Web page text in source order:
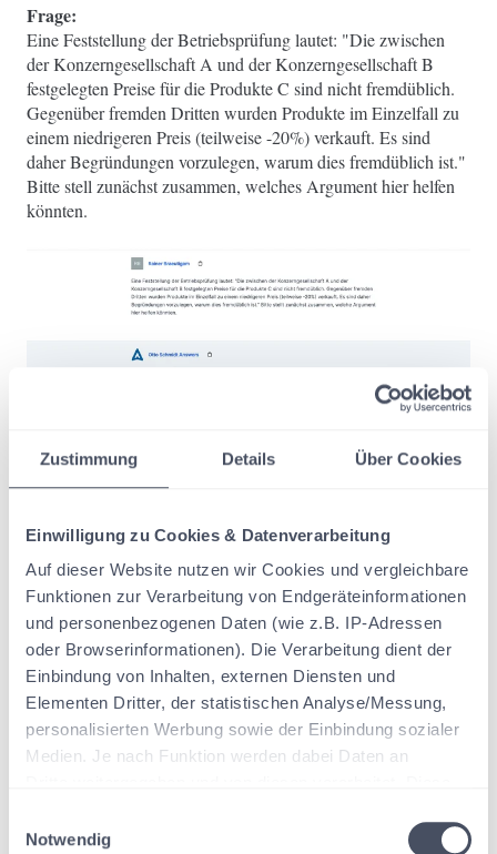
Zustimmung Details Über Cookies
Einwilligung zu Cookies & Datenverarbeitung
Auf dieser Website nutzen wir Cookies und vergleichbare
Funktionen zur Verarbeitung von Endgeräteinformationen
und personenbezogenen Daten (wie z.B. IP-Adressen
oder Browserinformationen). Die Verarbeitung dient der
Einbindung von Inhalten, externen Diensten und
Elementen Dritter, der statistischen Analyse/Messung,
personalisierten Werbung sowie der Einbindung sozialer
Medien. Je nach Funktion werden dabei Daten an
nicht erforderlich und kann jederzeit über das Icon links
Notwendig
Frage:
Eine Feststellung der Betriebsprüfung lautet: "Die zwischen
der Konzerngesellschaft A und der Konzerngesellschaft B
festgelegten Preise für die Produkte C sind nicht fremdüblich.
Gegenüber fremden Dritten wurden Produkte im Einzelfall zu
einem niedrigeren Preis (teilweise -20%) verkauft. Es sind
daher Begründungen vorzulegen, warum dies fremdüblich ist."
Bitte stell zunächst zusammen, welches Argument hier helfen
könnten.
Beispielfrage #2: Steuerermäßigung für
haushaltsnahe Dienstleistungen
Frage:
A, ein Landschaftsgärtner, hat seine eigene Firma, die XY-
GmbH, für Landschaftsbauarbeiten in seinem Privatgarten
engagiert. Könnte A für diese Arbeiten die Steuerermäßigung
für haushaltsnahe Dienstleistungen in Anspruch nehmen?